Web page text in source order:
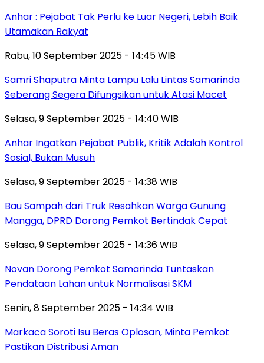
Anhar : Pejabat Tak Perlu ke Luar Negeri, Lebih Baik
Utamakan Rakyat
Rabu, 10 September 2025 - 14:45 WIB
Samri Shaputra Minta Lampu Lalu Lintas Samarinda
Seberang Segera Difungsikan untuk Atasi Macet
Selasa, 9 September 2025 - 14:40 WIB
Anhar Ingatkan Pejabat Publik, Kritik Adalah Kontrol
Sosial, Bukan Musuh
Selasa, 9 September 2025 - 14:38 WIB
Bau Sampah dari Truk Resahkan Warga Gunung
Mangga, DPRD Dorong Pemkot Bertindak Cepat
Selasa, 9 September 2025 - 14:36 WIB
Novan Dorong Pemkot Samarinda Tuntaskan
Pendataan Lahan untuk Normalisasi SKM
Senin, 8 September 2025 - 14:34 WIB
Markaca Soroti Isu Beras Oplosan, Minta Pemkot
Pastikan Distribusi Aman